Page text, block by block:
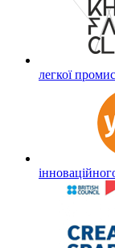
легкої